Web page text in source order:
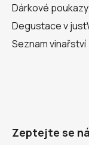
Dárkové poukazy
Degustace v
Seznam vinařství
Zeptejte se